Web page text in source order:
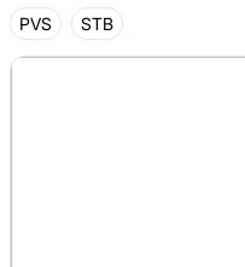
PVS
STB